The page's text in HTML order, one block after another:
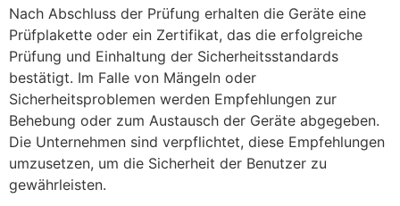
Nach Abschluss der Prüfung erhalten die Geräte eine
Prüfplakette oder ein Zertifikat, das die erfolgreiche
Prüfung und Einhaltung der Sicherheitsstandards
bestätigt. Im Falle von Mängeln oder
Sicherheitsproblemen werden Empfehlungen zur
Behebung oder zum Austausch der Geräte abgegeben.
Die Unternehmen sind verpflichtet, diese Empfehlungen
umzusetzen, um die Sicherheit der Benutzer zu
gewährleisten.